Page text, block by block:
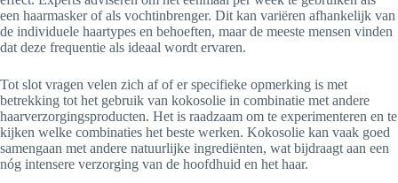
een haarmasker of als vochtinbrenger. Dit kan variëren afhankelijk van
de individuele haartypes en behoeften, maar de meeste mensen vinden
dat deze frequentie als ideaal wordt ervaren.
Tot slot vragen velen zich af of er specifieke opmerking is met
betrekking tot het gebruik van kokosolie in combinatie met andere
haarverzorgingsproducten. Het is raadzaam om te experimenteren en te
kijken welke combinaties het beste werken. Kokosolie kan vaak goed
samengaan met andere natuurlijke ingrediënten, wat bijdraagt aan een
nóg intensere verzorging van de hoofdhuid en het haar.